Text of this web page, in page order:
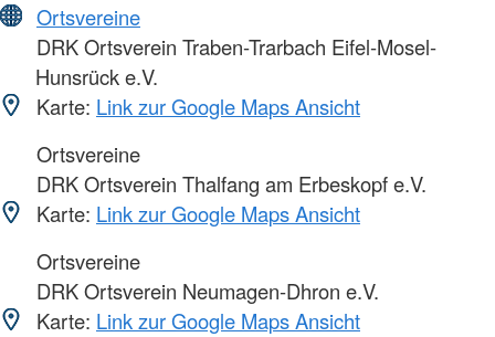
Ortsvereine
DRK Ortsverein Traben-Trarbach Eifel-Mosel-
Hunsrück e.V.
Karte: Link zur Google Maps Ansicht
Ortsvereine
DRK Ortsverein Thalfang am Erbeskopf e.V.
Karte: Link zur Google Maps Ansicht
Ortsvereine
DRK Ortsverein Neumagen-Dhron e.V.
Karte: Link zur Google Maps Ansicht